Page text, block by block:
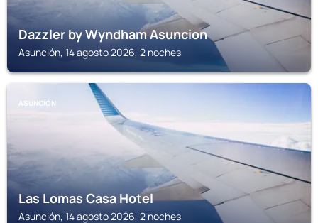
Dazzler by Wyndham Asuncion
Asunción, 14 agosto 2026, 2 noches
ASUNCIÓN
Las Lomas Casa Hotel
Asunción, 14 agosto 2026, 2 noches